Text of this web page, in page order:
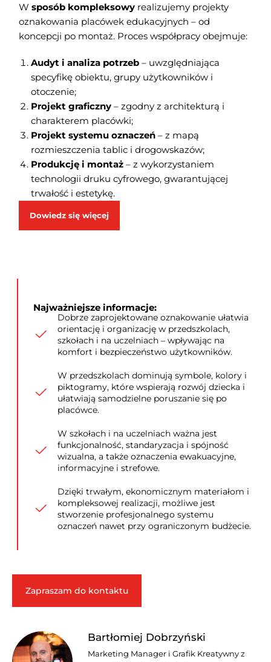
W sposób kompleksowyrealizujemy projekty
oznakowania placówek edukacyjnych – od
koncepcji po montaż. Proces współpracy obejmuje:
Audyt i analiza potrzeb– uwzględniająca
specyfikę obiektu, grupy użytkowników i
otoczenie;
Projekt graficzny– zgodny z architekturą i
charakterem placówki;
Projekt systemu oznaczeń– z mapą
rozmieszczenia tablic i drogowskazów;
Produkcję i montaż– z wykorzystaniem
technologii druku cyfrowego, gwarantującej
trwałość i estetykę.
Dowiedz się więcej
Najważniejsze informacje:
Dobrze zaprojektowane oznakowanie ułatwia
orientację i organizację w przedszkolach,
szkołach i na uczelniach – wpływając na
komfort i bezpieczeństwo użytkowników.
W przedszkolach dominują symbole, kolory i
piktogramy, które wspierają rozwój dziecka i
ułatwiają samodzielne poruszanie się po
placówce.
W szkołach i na uczelniach ważna jest
funkcjonalność, standaryzacja i spójność
wizualna, a także oznaczenia ewakuacyjne,
informacyjne i strefowe.
Dzięki trwałym, ekonomicznym materiałom i
kompleksowej realizacji, możliwe jest
stworzenie profesjonalnego systemu
oznaczeń nawet przy ograniczonym budżecie.
Zapraszam do kontaktu
Bartłomiej Dobrzyński
Marketing Manager i Grafik Kreatywny z